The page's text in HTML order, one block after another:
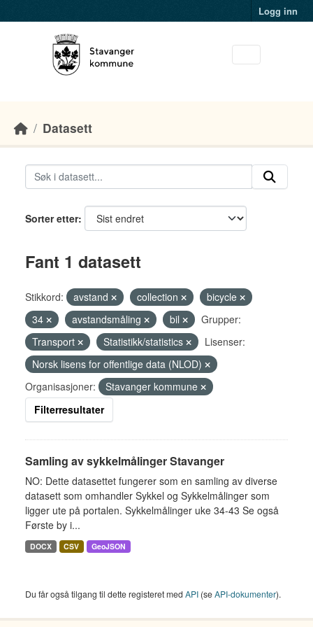
Logg inn
Datasett
Sorter etter
Fant 1 datasett
Stikkord: avstand collection
bicycle
34
avstandsmåling bil
Grupper:
Transport
Statistikk/statistics
Lisenser:
Norsk lisens for offentlige data (NLOD)
Organisasjoner:
Stavanger kommune
Filterresultater
Samling av sykkelmålinger Stavanger
NO: Dette datasettet fungerer som en samling av diverse
datasett som omhandler Sykkel og Sykkelmålinger som
ligger ute på portalen. Sykkelmålinger uke 34-43 Se også
Første by i...
DOCX CSV GeoJSON
Du får også tilgang til dette registeret med API (seAPI-dokumenter).